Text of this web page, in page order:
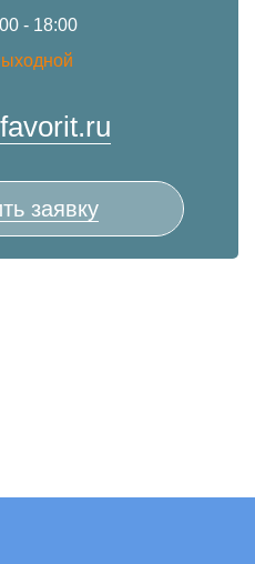
- 18:00
заявку